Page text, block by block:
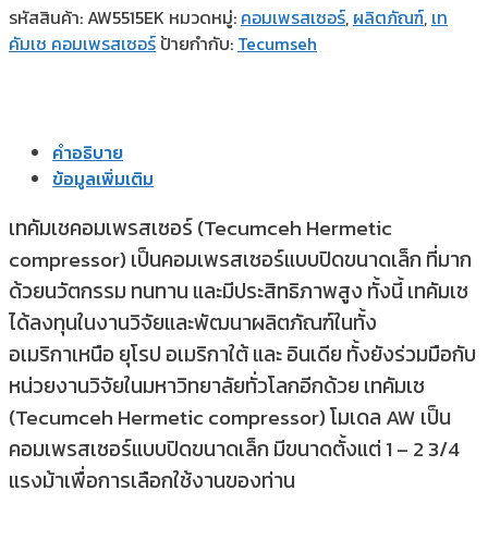
รหัสสินค้า:AW5515EK หมวดหมู่: คอมเพรสเซอร์, ผลิตภัณฑ์, เท
คัมเช คอมเพรสเซอร์ ป้ายกำกับ: Tecumseh
คำอธิบาย
ข้อมูลเพิ่มเติม
เทคัมเชคอมเพรสเซอร์ (Tecumceh Hermetic
compressor) เป็นคอมเพรสเซอร์แบบปิดขนาดเล็ก ที่มาก
ด้วยนวัตกรรม ทนทาน และมีประสิทธิภาพสูง ทั้งนี้ เทคัมเช
ได้ลงทุนในงานวิจัยและพัฒนาผลิตภัณฑ์ในทั้ง
อเมริกาเหนือ ยุโรป อเมริกาใต้ และ อินเดีย ทั้งยังร่วมมือกับ
หน่วยงานวิจัยในมหาวิทยาลัยทั่วโลกอีกด้วย เทคัมเช
(Tecumceh Hermetic compressor) โมเดล AW เป็น
คอมเพรสเซอร์แบบปิดขนาดเล็ก มีขนาดตั้งแต่ 1 – 2 3/4
แรงม้าเพื่อการเลือกใช้งานของท่าน